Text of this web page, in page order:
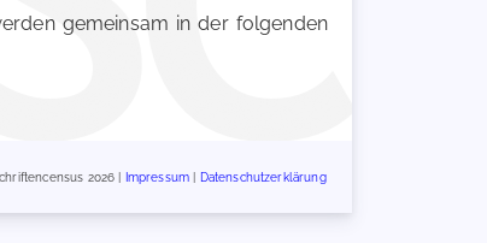
gemeinsam in der folgenden
2026 | Impressum Datenschutzerklärung